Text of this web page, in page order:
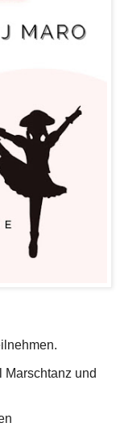
Marschtanz und